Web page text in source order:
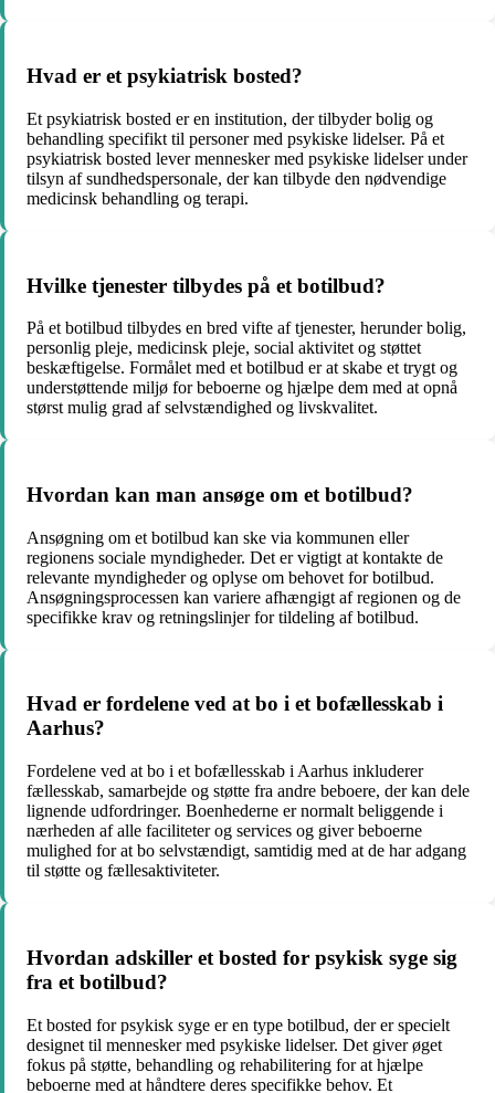
Hvad er et psykiatrisk bosted?
Et psykiatrisk bosted er en institution, der tilbyder bolig og
behandling specifikt til personer med psykiske lidelser. På et
psykiatrisk bosted lever mennesker med psykiske lidelser under
tilsyn af sundhedspersonale, der kan tilbyde den nødvendige
medicinsk behandling og terapi.
Hvilke tjenester tilbydes på et botilbud?
På et botilbud tilbydes en bred vifte af tjenester, herunder bolig,
personlig pleje, medicinsk pleje, social aktivitet og støttet
beskæftigelse. Formålet med et botilbud er at skabe et trygt og
understøttende miljø for beboerne og hjælpe dem med at opnå
størst mulig grad af selvstændighed og livskvalitet.
Hvordan kan man ansøge om et botilbud?
Ansøgning om et botilbud kan ske via kommunen eller
regionens sociale myndigheder. Det er vigtigt at kontakte de
relevante myndigheder og oplyse om behovet for botilbud.
Ansøgningsprocessen kan variere afhængigt af regionen og de
specifikke krav og retningslinjer for tildeling af botilbud.
Hvad er fordelene ved at bo i et bofællesskab i
Aarhus?
Fordelene ved at bo i et bofællesskab i Aarhus inkluderer
fællesskab, samarbejde og støtte fra andre beboere, der kan dele
lignende udfordringer. Boenhederne er normalt beliggende i
nærheden af alle faciliteter og services og giver beboerne
mulighed for at bo selvstændigt, samtidig med at de har adgang
til støtte og fællesaktiviteter.
Hvordan adskiller et bosted for psykisk syge sig
fra et botilbud?
Et bosted for psykisk syge er en type botilbud, der er specielt
designet til mennesker med psykiske lidelser. Det giver øget
fokus på støtte, behandling og rehabilitering for at hjælpe
beboerne med at håndtere deres specifikke behov. Et